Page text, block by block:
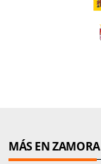
MÁS EN ZAMORA